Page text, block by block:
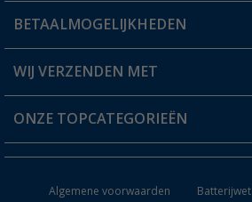
Status bestelling
Verlanglijstje
FAQ & Contact
Verzendinformatie
Catalogus
BETAALMOGELIJKHEDEN
WIJ VERZENDEN MET
ONZE TOPCATEGORIEËN
Algemene voorwaarden Batterijwet